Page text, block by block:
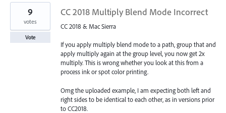
CC 2018 Multiply Blend Mode Incorrect
CC 2018 & Mac Sierra
If you apply multiply blend mode to a path, group that and
apply multiply again at the group level, you now get 2x
multiply. This is wrong whether you look at this from a
process ink or spot color printing.
Omg the uploaded example, I am expecting both left and
right sides to be identical to each other, as in versions prior
to CC2018.
9
votes
Vote